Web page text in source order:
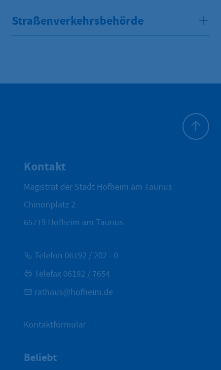
Straßenverkehrsbehörde
Kontakt
Magistrat der Stadt Hofheim am Taunus
Chinonplatz 2
65719 Hofheim am Taunus
Telefon 06192 / 202 - 0
Telefax 06192 / 7654
rathaus@hofheim.de
Kontaktformular
Beliebt